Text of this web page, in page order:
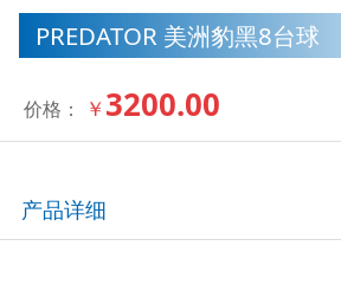
PREDATOR 美洲豹黑8台球
价格： ￥ 3200.00
产品详细